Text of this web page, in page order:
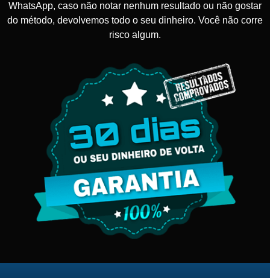
WhatsApp, caso não notar nenhum resultado ou não gostar
do método, devolvemos todo o seu dinheiro. Você não corre
risco algum.